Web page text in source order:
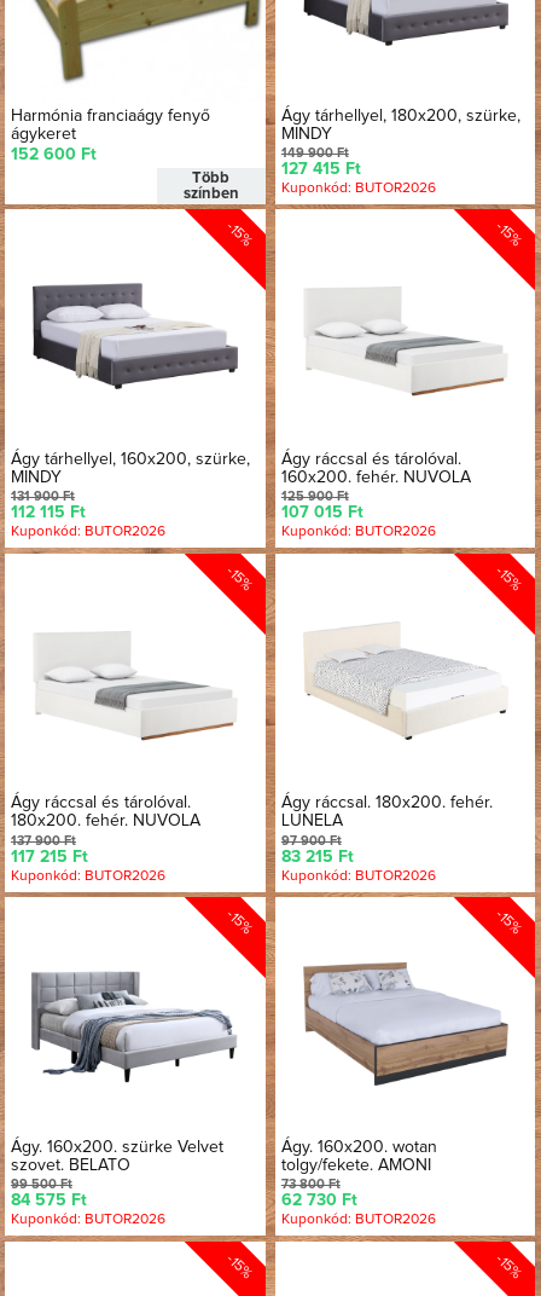
Harmónia franciaágy fenyő
ágykeret
152 600 Ft
Több
színben
Ágy tárhellyel, 180x200, szürke,
MINDY
149 900 Ft
127 415 Ft
Kuponkód: BUTOR2026
-15%
Ágy tárhellyel, 160x200, szürke,
MINDY
131 900 Ft
112 115 Ft
Kuponkód: BUTOR2026
-15%
Ágy ráccsal és tárolóval.
160x200. fehér. NUVOLA
125 900 Ft
107 015 Ft
Kuponkód: BUTOR2026
-15%
Ágy ráccsal és tárolóval.
180x200. fehér. NUVOLA
137 900 Ft
117 215 Ft
Kuponkód: BUTOR2026
-15%
Ágy ráccsal. 180x200. fehér.
LUNELA
97 900 Ft
83 215 Ft
Kuponkód: BUTOR2026
-15%
Ágy. 160x200. szürke Velvet
szovet. BELATO
99 500 Ft
84 575 Ft
Kuponkód: BUTOR2026
-15%
Ágy. 160x200. wotan
tolgy/fekete. AMONI
73 800 Ft
62 730 Ft
Kuponkód: BUTOR2026
-15% -15%